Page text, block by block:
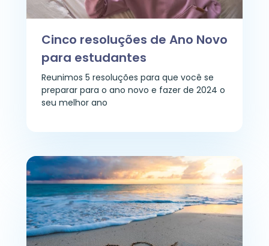
Cinco resoluções de Ano Novo
para estudantes
Reunimos 5 resoluções para que você se
preparar para o ano novo e fazer de 2024 o
seu melhor ano